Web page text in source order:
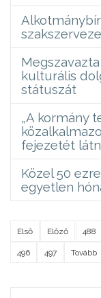
kulturális
státuszát
„A kormány
fejezetét
Közel 50
egyetlen
Első Előző 488
496 497 Tovább